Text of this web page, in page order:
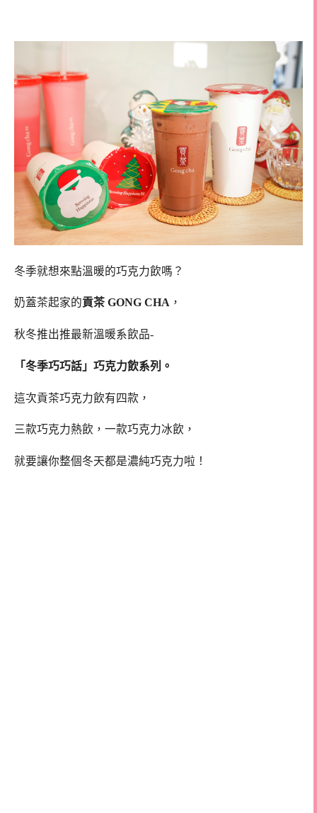
冬季就想來點溫暖的巧克力飲嗎？
奶蓋茶起家的貢茶 GONG CHA ，
秋冬推出推最新溫暖系飲品-
「冬季巧巧話」巧克力飲系列。
這次貢茶巧克力飲有四款，
三款巧克力熱飲，一款巧克力冰飲，
就要讓你整個冬天都是濃純巧克力啦！